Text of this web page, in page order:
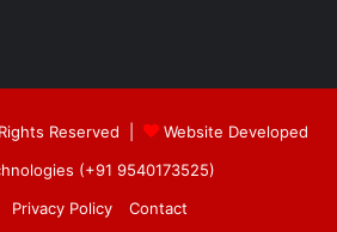
Reserved |
Website Developed
(+91 9540173525)
Privacy Policy Contact